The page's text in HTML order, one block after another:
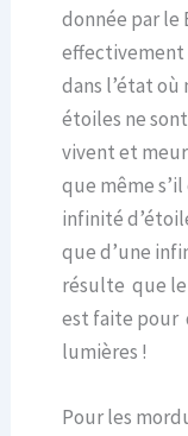
donnée par le
effectivement
dans l’état où
étoiles ne
vivent et
que même
infinité
que d’une
résulte que le
est faite pour
lumières !
Pour les